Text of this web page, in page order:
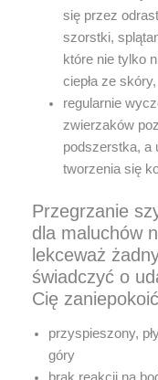
się przez
szorstki,
które nie tylko
ciepła ze
regularnie
zwierzaków
podszerstka, a
tworzenia się
Przegrzanie
dla maluchów
lekceważ
świadczyć o
Cię
przyspieszony,
góry